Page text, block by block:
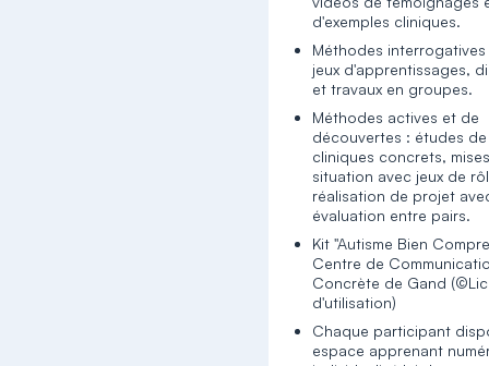
d'exemples cliniques.
Méthodes
jeux d'apprentissages,
et travaux en groupes.
Méthodes actives et de
découvertes : études
cliniques concrets,
situation avec jeux de
réalisation de projet
évaluation entre pairs.
Kit "Autisme Bien
Centre de
Concrète de Gand
d'utilisation)
Chaque participant
espace apprenant